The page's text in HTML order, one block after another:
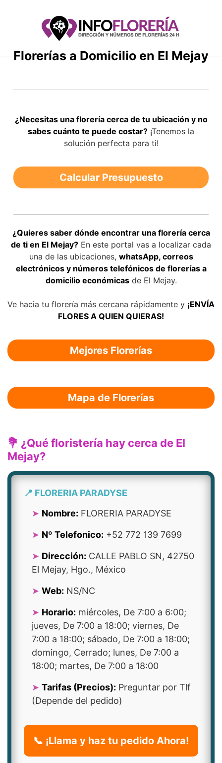
Florerías a Domicilio en El Mejay
¿Necesitas una florería cerca de tu ubicación y no
sabes cuánto te puede costar? ¡Tenemos la
solución perfecta para ti!
Calcular Presupuesto
¿Quieres saber dónde encontrar una florería cerca
de ti en El Mejay? En este portal vas a localizar cada
una de las ubicaciones, whatsApp, correos
electrónicos y números telefónicos de florerías a
domicilio económicasde El Mejay.
Ve hacia tu florería más cercana rápidamente y ¡ENVÍA
FLORES A QUIEN QUIERAS!
Mejores Florerías
Mapa de Florerías
💐 ¿Qué floristería hay cerca de El
Mejay?
📍 FLORERIA PARADYSE
Nombre: FLORERIA PARADYSE
Nº Telefonico: +52 772 139 7699
Dirección: CALLE PABLO SN, 42750
El Mejay, Hgo., México
Web: NS/NC
Horario: miércoles, De 7:00 a 6:00;
jueves, De 7:00 a 18:00; viernes, De
7:00 a 18:00; sábado, De 7:00 a 18:00;
domingo, Cerrado; lunes, De 7:00 a
18:00; martes, De 7:00 a 18:00
Tarifas (Precios): Preguntar por Tlf
(Depende del pedido)
📞 ¡Llama y haz tu pedido Ahora!